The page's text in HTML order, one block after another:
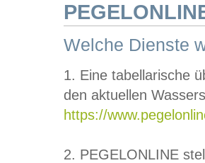
Welche Dienste
1. Eine tabellarische
den aktuellen
https://
2. PEGELONLINE